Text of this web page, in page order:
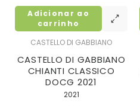
CASTELLO DI GABBIANO
CASTELLO DI GABBIANO
CHIANTI CLASSICO
DOCG 2021
2021
Adicionar ao
carrinho